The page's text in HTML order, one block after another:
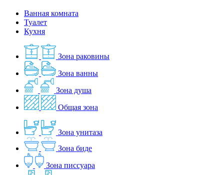
Ванная комната
Туалет
Кухня
Зона раковины
Зона ванны
Зона душа
Общая зона
Зона унитаза
Зона биде
Зона писсуара